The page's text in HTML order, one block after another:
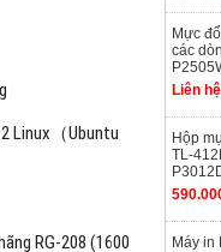
Linux（Ubuntu
RG-208 (1600
Mực
các
Liên hệ
Hộp
TL-
Máy in